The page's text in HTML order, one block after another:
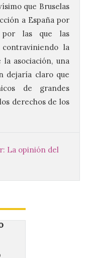
que Bruselas
a España por
por las que las
la
asociación, una
dejaría claro que
de grandes
derechos de los
La opinión del
se
de